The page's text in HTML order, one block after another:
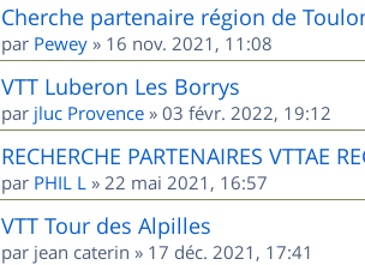
Cherche partenaire région de
par Pewey » 16 nov. 2021, 11:08
VTT Luberon Les Borrys
par jluc Provence » 03 févr. 2022, 19:12
RECHERCHE PARTENAIRES VTTAE
par PHIL L » 22 mai 2021, 16:57
VTT Tour des Alpilles
par jean caterin » 17 déc. 2021, 17:41